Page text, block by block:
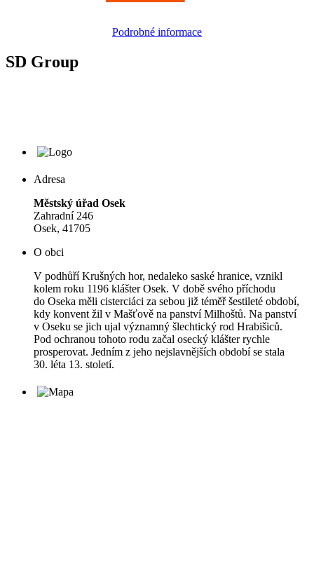
Podrobné informace
SD Group
Adresa
Městský úřad Osek
Zahradní 246
Osek, 41705
O obci
V podhůří Krušných hor, nedaleko saské hranice, vznikl
kolem roku 1196 klášter Osek. V době svého příchodu
do Oseka měli cisterciáci za sebou již téměř šestileté období,
kdy konvent žil v Mašťově na panství Milhoštů. Na panství
v Oseku se jich ujal významný šlechtický rod Hrabišiců.
Pod ochranou tohoto rodu začal osecký klášter rychle
prosperovat. Jedním z jeho nejslavnějších období se stala
30. léta 13. století.